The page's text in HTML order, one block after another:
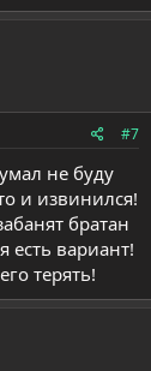
#7
не буду
и извинился!
братан
вариант!
терять!